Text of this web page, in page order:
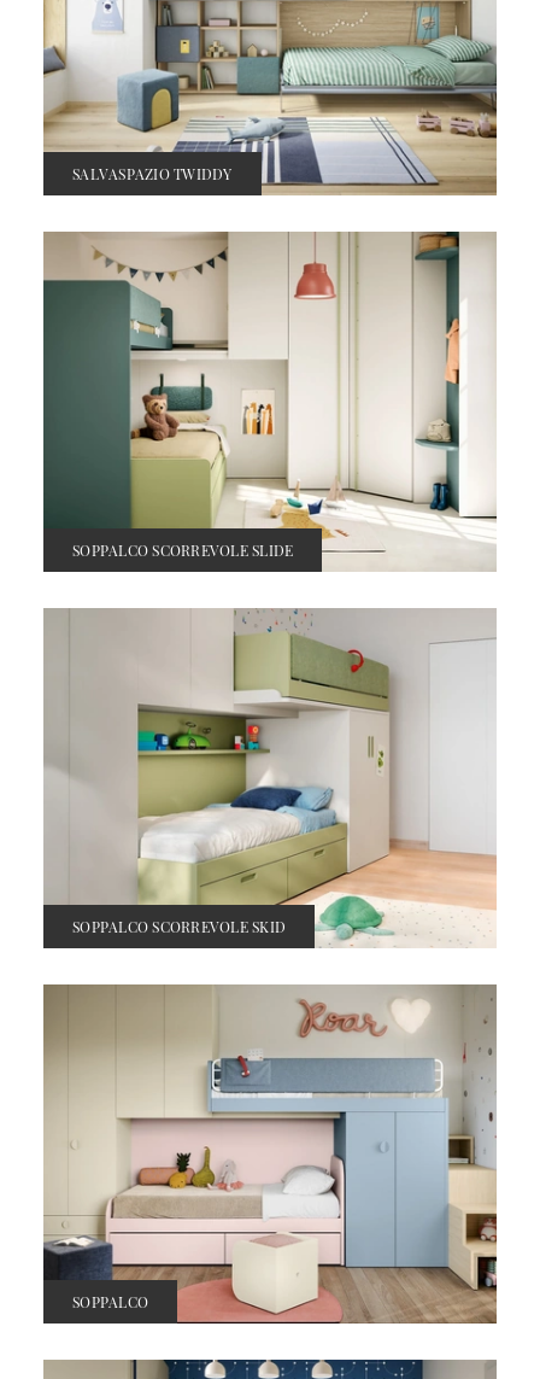
SALVASPAZIO TWIDDY
SOPPALCO SCORREVOLE SLIDE
SOPPALCO SCORREVOLE SKID
SOPPALCO